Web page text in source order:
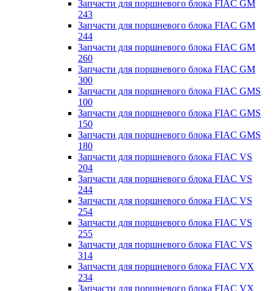
Запчасти для поршневого блока FIAC GM
243
Запчасти для поршневого блока FIAC GM
244
Запчасти для поршневого блока FIAC GM
260
Запчасти для поршневого блока FIAC GM
300
Запчасти для поршневого блока FIAC GMS
100
Запчасти для поршневого блока FIAC GMS
150
Запчасти для поршневого блока FIAC GMS
180
Запчасти для поршневого блока FIAC VS
204
Запчасти для поршневого блока FIAC VS
244
Запчасти для поршневого блока FIAC VS
254
Запчасти для поршневого блока FIAC VS
255
Запчасти для поршневого блока FIAC VS
314
Запчасти для поршневого блока FIAC VX
234
Запчасти для поршневого блока FIAC VX